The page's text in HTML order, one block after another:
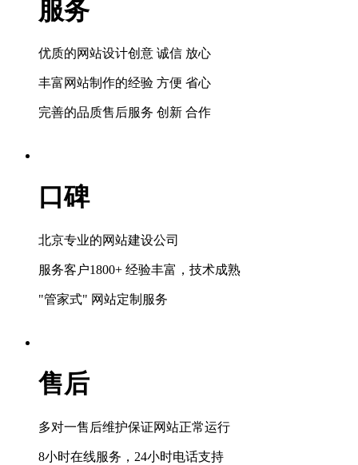
服务
优质的网站设计创意 诚信 放心
丰富网站制作的经验 方便 省心
完善的品质售后服务 创新 合作
口碑
北京专业的网站建设公司
服务客户1800+ 经验丰富，技术成熟
"管家式" 网站定制服务
售后
多对一售后维护保证网站正常运行
8小时在线服务，24小时电话支持